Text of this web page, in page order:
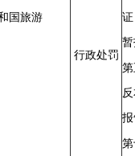
国旅游
行政处罚